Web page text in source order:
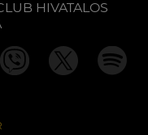
HIVATALOS